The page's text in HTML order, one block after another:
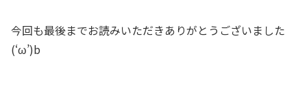
今回も最後までお読みいただきありがとうございました
(‘ω’)b